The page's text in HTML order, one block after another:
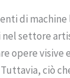
di machine
settore
opere visive
ciò